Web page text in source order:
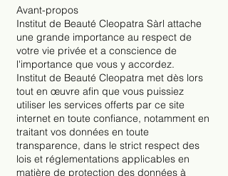
Avant-propos
Institut de Beauté Cleopatra Sàrl attache
une grande importance au respect de
votre vie privée et a conscience de
l'importance que vous y accordez.
Institut de Beauté Cleopatra met dès lors
tout en œuvre afin que vous puissiez
utiliser les services offerts par ce site
internet en toute confiance, notamment en
traitant vos données en toute
transparence, dans le strict respect des
lois et réglementations applicables en
matière de protection des données à